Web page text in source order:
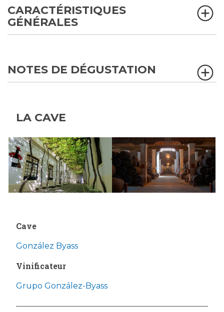
CARACTÉRISTIQUES
GÉNÉRALES
NOTES DE DÉGUSTATION
LA CAVE
Cave
González Byass
Vinificateur
Grupo González-Byass